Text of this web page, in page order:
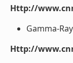
Http://
Gamma-
Http://